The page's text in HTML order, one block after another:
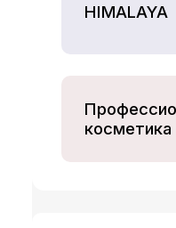
HIMALAYA
косметика